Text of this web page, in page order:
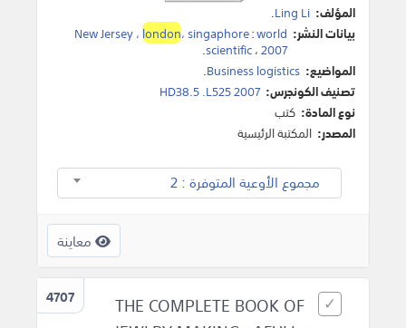
المؤلف: Ling Li
.
بيانات النشر:
New Jersey ،london، singaphore:world
scientific،2007
.
المواضيع: Business logistics
.
تصنيف الكونجرس: HD38.5 .L525 2007
نوع المادة: كتب
المصدر: المكتبة الرئيسية
مجموع الأوعية المتوفرة : 2
معاينة
4707
THE COMPLETE BOOK OF